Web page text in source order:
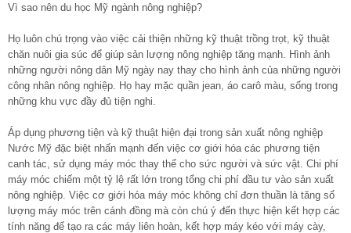
Vì sao nên du học Mỹ ngành nông nghiệp?
Họ luôn chú trọng vào việc cải thiện những kỹ thuật trồng trọt, kỹ thuật
chăn nuôi gia súc để giúp sản lượng nông nghiệp tăng mạnh. Hình ảnh
những người nông dân Mỹ ngày nay thay cho hình ảnh của những người
công nhân nông nghiệp. Họ hay mặc quần jean, áo carô màu, sống trong
những khu vực đầy đủ tiện nghi.
Áp dụng phương tiện và kỹ thuật hiện đại trong sản xuất nông nghiệp
Nước Mỹ đặc biệt nhấn mạnh đến việc cơ giới hóa các phương tiện
canh tác, sử dụng máy móc thay thế cho sức người và sức vật. Chi phí
máy móc chiếm một tỷ lệ rất lớn trong tổng chi phí đầu tư vào sản xuất
nông nghiệp. Việc cơ giới hóa máy móc không chỉ đơn thuần là tăng số
lượng máy móc trên cánh đồng mà còn chú ý đến thực hiện kết hợp các
tính năng để tạo ra các máy liên hoàn, kết hợp máy kéo với máy cày,